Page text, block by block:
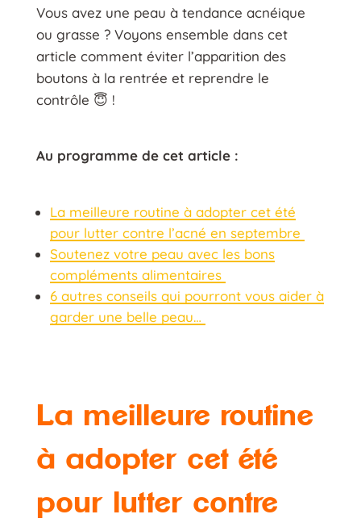
Vous avez une peau à tendance acnéique
ou grasse ? Voyons ensemble dans cet
article comment éviter l’apparition des
boutons à la rentrée et reprendre le
contrôle 😇 !
Au programme de cet article :
La meilleure routine à adopter cet été
pour lutter contre l’acné en septembre
Soutenez votre peau avec les bons
compléments alimentaires
6 autres conseils qui pourront vous aider à
garder une belle peau…
La meilleure routine
à adopter cet été
pour lutter contre